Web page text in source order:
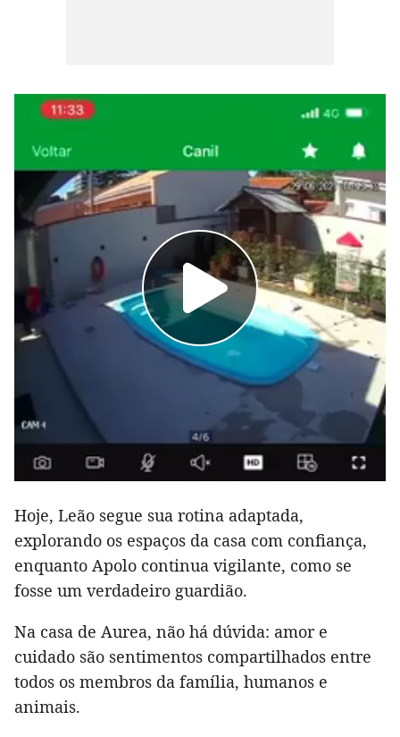
Hoje, Leão segue sua rotina adaptada,
explorando os espaços da casa com confiança,
enquanto Apolo continua vigilante, como se
fosse um verdadeiro guardião.
Na casa de Aurea, não há dúvida: amor e
cuidado são sentimentos compartilhados entre
todos os membros da família, humanos e
animais.